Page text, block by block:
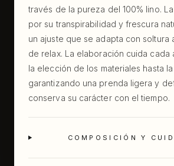
través de la pureza del 100% lino.
por su transpirabilidad y frescura
un ajuste que se adapta con soltura
de relax. La elaboración cuida cada
la elección de los materiales hasta
garantizando una prenda ligera y
conserva su carácter con el tiempo.
COMPOSICIÓN Y